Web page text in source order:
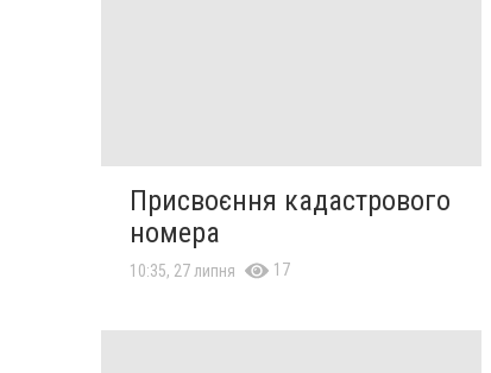
Присвоєння кадастрового
номера
10:35, 27 липня 17